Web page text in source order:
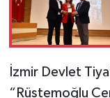
İzmir Devlet
“Rüstemoğlu